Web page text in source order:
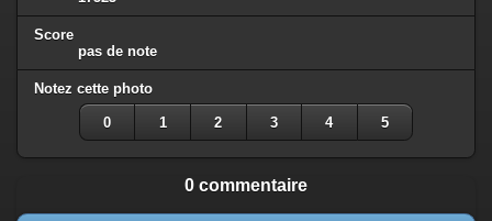
Score
pas de note
Notez cette photo
0 1 2 3 4 5
0 commentaire